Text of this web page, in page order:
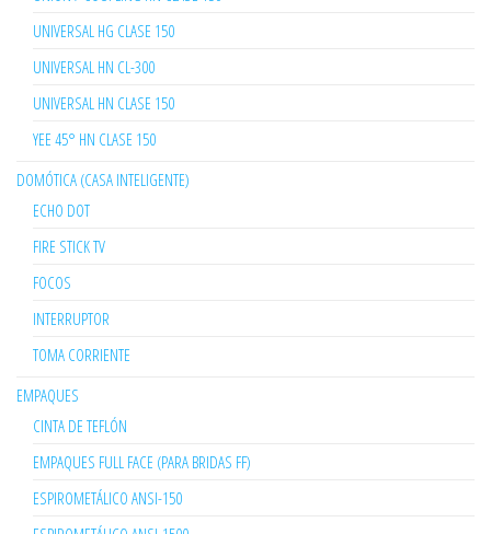
UNIVERSAL HG CLASE 150
UNIVERSAL HN CL-300
UNIVERSAL HN CLASE 150
YEE 45° HN CLASE 150
DOMÓTICA (CASA INTELIGENTE)
ECHO DOT
FIRE STICK TV
FOCOS
INTERRUPTOR
TOMA CORRIENTE
EMPAQUES
CINTA DE TEFLÓN
EMPAQUES FULL FACE (PARA BRIDAS FF)
ESPIROMETÁLICO ANSI-150